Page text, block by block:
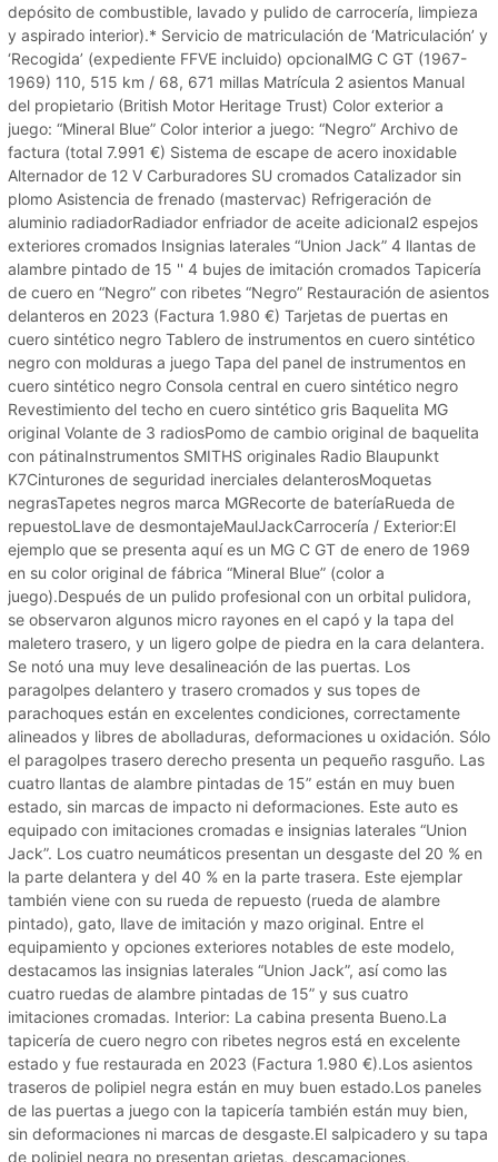
depósito de combustible, lavado y pulido de carrocería, limpieza
y aspirado interior).* Servicio de matriculación de ‘Matriculación’ y
‘Recogida’ (expediente FFVE incluido) opcionalMG C GT (1967-
1969) 110, 515 km / 68, 671 millas Matrícula 2 asientos Manual
del propietario (British Motor Heritage Trust) Color exterior a
juego: “Mineral Blue” Color interior a juego: “Negro” Archivo de
factura (total 7.991 €) Sistema de escape de acero inoxidable
Alternador de 12 V Carburadores SU cromados Catalizador sin
plomo Asistencia de frenado (mastervac) Refrigeración de
aluminio radiadorRadiador enfriador de aceite adicional2 espejos
exteriores cromados Insignias laterales “Union Jack” 4 llantas de
alambre pintado de 15 '' 4 bujes de imitación cromados Tapicería
de cuero en “Negro” con ribetes “Negro” Restauración de asientos
delanteros en 2023 (Factura 1.980 €) Tarjetas de puertas en
cuero sintético negro Tablero de instrumentos en cuero sintético
negro con molduras a juego Tapa del panel de instrumentos en
cuero sintético negro Consola central en cuero sintético negro
Revestimiento del techo en cuero sintético gris Baquelita MG
original Volante de 3 radiosPomo de cambio original de baquelita
con pátinaInstrumentos SMITHS originales Radio Blaupunkt
K7Cinturones de seguridad inerciales delanterosMoquetas
negrasTapetes negros marca MGRecorte de bateríaRueda de
repuestoLlave de desmontajeMaulJackCarrocería / Exterior:El
ejemplo que se presenta aquí es un MG C GT de enero de 1969
en su color original de fábrica “Mineral Blue” (color a
juego).Después de un pulido profesional con un orbital pulidora,
se observaron algunos micro rayones en el capó y la tapa del
maletero trasero, y un ligero golpe de piedra en la cara delantera.
Se notó una muy leve desalineación de las puertas. Los
paragolpes delantero y trasero cromados y sus topes de
parachoques están en excelentes condiciones, correctamente
alineados y libres de abolladuras, deformaciones u oxidación. Sólo
el paragolpes trasero derecho presenta un pequeño rasguño. Las
cuatro llantas de alambre pintadas de 15” están en muy buen
estado, sin marcas de impacto ni deformaciones. Este auto es
equipado con imitaciones cromadas e insignias laterales “Union
Jack”. Los cuatro neumáticos presentan un desgaste del 20 % en
la parte delantera y del 40 % en la parte trasera. Este ejemplar
también viene con su rueda de repuesto (rueda de alambre
pintado), gato, llave de imitación y mazo original. Entre el
equipamiento y opciones exteriores notables de este modelo,
destacamos las insignias laterales “Union Jack”, así como las
cuatro ruedas de alambre pintadas de 15” y sus cuatro
imitaciones cromadas. Interior: La cabina presenta Bueno.La
tapicería de cuero negro con ribetes negros está en excelente
estado y fue restaurada en 2023 (Factura 1.980 €).Los asientos
traseros de polipiel negra están en muy buen estado.Los paneles
de las puertas a juego con la tapicería también están muy bien,
sin deformaciones ni marcas de desgaste.El salpicadero y su tapa
de polipiel negra no presentan grietas, descamaciones,